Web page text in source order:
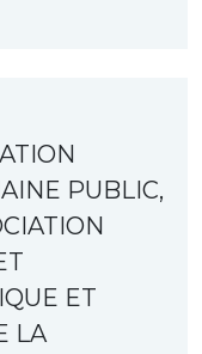
PUBLIC,
ET
LA